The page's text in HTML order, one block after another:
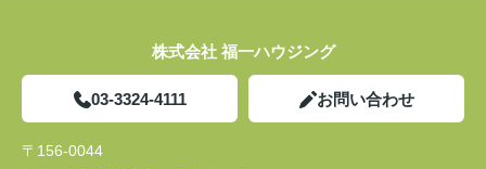
株式会社 福一ハウジング
03-3324-4111 お問い合わせ
〒156-0044